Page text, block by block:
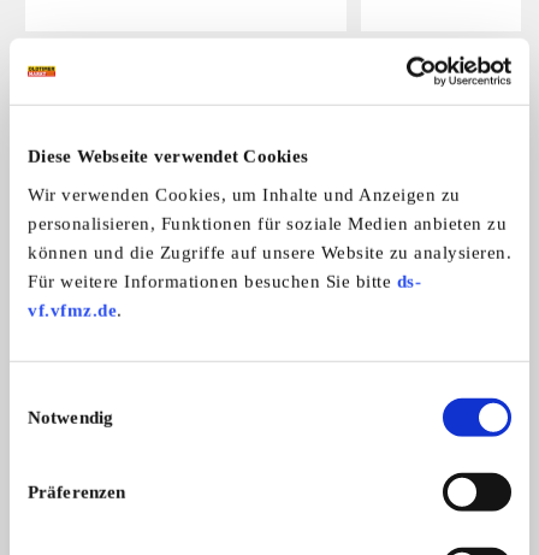
Diese Webseite verwendet Cookies
Wir verwenden Cookies, um Inhalte und Anzeigen zu
personalisieren, Funktionen für soziale Medien anbieten zu
können und die Zugriffe auf unsere Website zu analysieren.
Für weitere Informationen besuchen Sie bitte ds-
vf.vfmz.de.
Notwendig
Präferenzen
Das könnte Sie auch interessieren
ALLE ANZEIGEN
Roller"
Straßenwalze "Aveling Barford Roller
...
Oberleitungsbus,